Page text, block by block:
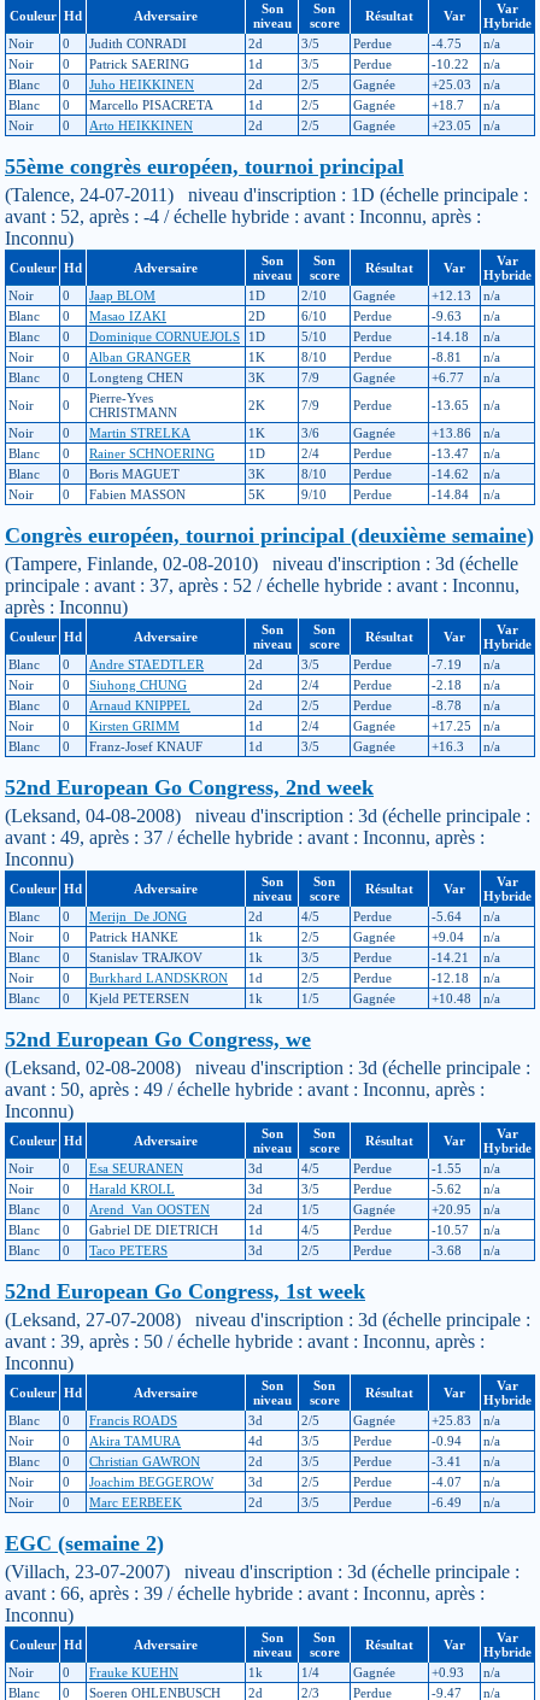
Couleur Hd Adversaire
Son
niveau
Son
score
Résultat Var
Var
Hybride
Noir
0 Judith CONRADI 2d 3/5 Perdue -4.75
n/a
Noir
0 Patrick SAERING 1d 3/5 Perdue -10.22
n/a
Blanc
0 Juho HEIKKINEN 2d 2/5 Gagnée +25.03
n/a
Blanc
0 Marcello PISACRETA 1d 2/5 Gagnée +18.7
n/a
Noir
0 Arto HEIKKINEN 2d 2/5 Gagnée +23.05 n/a
55ème congrès européen, tournoi principal
(Talence, 24-07-2011) niveau d'inscription : 1D (échelle principale :
avant : 52, après : -4 / échelle hybride : avant : Inconnu, après :
Inconnu)
Couleur Hd Adversaire
Son
niveau
Son
score
Résultat Var
Var
Hybride
Noir
0 Jaap BLOM 1D 2/10 Gagnée +12.13
n/a
Blanc
0 Masao IZAKI 2D 6/10 Perdue -9.63
n/a
Blanc
0 Dominique CORNUEJOLS 1D 5/10 Perdue -14.18
n/a
Noir
0 Alban GRANGER 1K 8/10 Perdue -8.81
n/a
Blanc
0 Longteng CHEN 3K 7/9 Gagnée +6.77
n/a
Noir
0
Pierre-Yves
CHRISTMANN
2K 7/9 Perdue -13.65
n/a
Noir
0 Martin STRELKA 1K 3/6 Gagnée +13.86
n/a
Blanc
0 Rainer SCHNOERING 1D 2/4 Perdue -13.47
n/a
Blanc
0 Boris MAGUET 3K 8/10 Perdue -14.62
n/a
Noir
0 Fabien MASSON 5K 9/10 Perdue -14.84 n/a
Congrès européen, tournoi principal (deuxième semaine)
(Tampere, Finlande, 02-08-2010) niveau d'inscription : 3d (échelle
principale : avant : 37, après : 52 / échelle hybride : avant : Inconnu,
après : Inconnu)
Couleur Hd Adversaire
Son
niveau
Son
score
Résultat Var
Var
Hybride
Blanc
0 Andre STAEDTLER 2d 3/5 Perdue -7.19
n/a
Noir
0 Siuhong CHUNG 2d 2/4 Perdue -2.18
n/a
Blanc
0 Arnaud KNIPPEL 2d 2/5 Perdue -8.78
n/a
Noir
0 Kirsten GRIMM 1d 2/4 Gagnée +17.25
n/a
Blanc
0 Franz-Josef KNAUF 1d 3/5 Gagnée +16.3 n/a
52nd European Go Congress, 2nd week
(Leksand, 04-08-2008) niveau d'inscription : 3d (échelle principale :
avant : 49, après : 37 / échelle hybride : avant : Inconnu, après :
Inconnu)
Couleur Hd Adversaire
Son
niveau
Son
score
Résultat Var
Var
Hybride
Blanc
0 Merijn_De JONG 2d 4/5 Perdue -5.64
n/a
Noir
0 Patrick HANKE 1k 2/5 Gagnée +9.04
n/a
Blanc
0 Stanislav TRAJKOV 1k 3/5 Perdue -14.21
n/a
Noir
0 Burkhard LANDSKRON 1d 2/5 Perdue -12.18
n/a
Blanc
0 Kjeld PETERSEN 1k 1/5 Gagnée +10.48 n/a
52nd European Go Congress, we
(Leksand, 02-08-2008) niveau d'inscription : 3d (échelle principale :
avant : 50, après : 49 / échelle hybride : avant : Inconnu, après :
Inconnu)
Couleur Hd Adversaire
Son
niveau
Son
score
Résultat Var
Var
Hybride
Noir
0 Esa SEURANEN 3d 4/5 Perdue -1.55
n/a
Noir
0 Harald KROLL 3d 3/5 Perdue -5.62
n/a
Blanc
0 Arend_Van OOSTEN 2d 1/5 Gagnée +20.95
n/a
Blanc
0 Gabriel DE DIETRICH 1d 4/5 Perdue -10.57
n/a
Blanc
0 Taco PETERS 3d 2/5 Perdue -3.68 n/a
52nd European Go Congress, 1st week
(Leksand, 27-07-2008) niveau d'inscription : 3d (échelle principale :
avant : 39, après : 50 / échelle hybride : avant : Inconnu, après :
Inconnu)
Couleur Hd Adversaire
Son
niveau
Son
score
Résultat Var
Var
Hybride
Blanc
0 Francis ROADS 3d 2/5 Gagnée +25.83
n/a
Noir
0 Akira TAMURA 4d 3/5 Perdue -0.94
n/a
Blanc
0 Christian GAWRON 2d 3/5 Perdue -3.41
n/a
Noir
0 Joachim BEGGEROW 3d 2/5 Perdue -4.07
n/a
Noir
0 Marc EERBEEK 2d 3/5 Perdue -6.49 n/a
EGC (semaine 2)
(Villach, 23-07-2007) niveau d'inscription : 3d (échelle principale :
avant : 66, après : 39 / échelle hybride : avant : Inconnu, après :
Inconnu)
Couleur Hd Adversaire
Son
niveau
Son
score
Résultat Var
Var
Hybride
Noir
0 Frauke KUEHN 1k 1/4 Gagnée +0.93
n/a
Blanc
0 Soeren OHLENBUSCH 2d 2/3 Perdue -9.47 n/a